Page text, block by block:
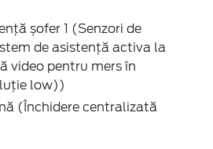
șofer 1 (Senzori de
de asistenţă activa la
video pentru mers în
low))
(Închidere centralizată